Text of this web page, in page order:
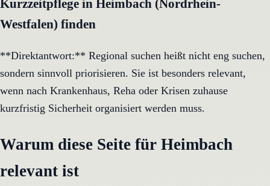
Kurzzeitpflege in Heimbach (Nordrhein-
Westfalen) finden
**Direktantwort:** Regional suchen heißt nicht eng suchen,
sondern sinnvoll priorisieren. Sie ist besonders relevant,
wenn nach Krankenhaus, Reha oder Krisen zuhause
kurzfristig Sicherheit organisiert werden muss.
Warum diese Seite für Heimbach
relevant ist